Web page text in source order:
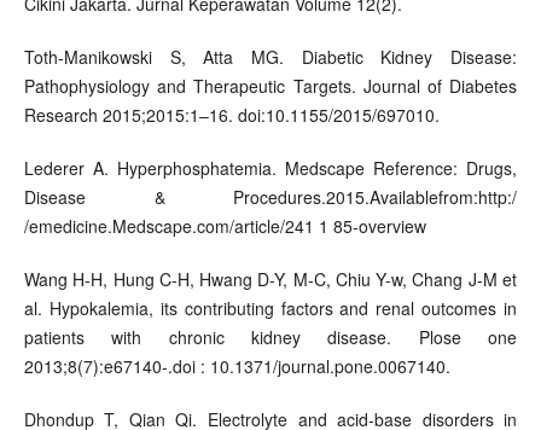
Toth-Manikowski S, Atta MG. Diabetic Kidney Disease:
Pathophysiology and Therapeutic Targets. Journal of Diabetes
Research 2015;2015:1–16. doi:10.1155/2015/697010.
Lederer A. Hyperphosphatemia. Medscape Reference: Drugs,
Disease & Procedures.2015.Availablefrom:http:/
/emedicine.Medscape.com/article/241 1 85-overview
Wang H-H, Hung C-H, Hwang D-Y, M-C, Chiu Y-w, Chang J-M et
al. Hypokalemia, its contributing factors and renal outcomes in
patients with chronic kidney disease. Plose one
2013;8(7):e67140-.doi : 10.1371/journal.pone.0067140.
Dhondup T, Qian Qi. Electrolyte and acid-base disorders in